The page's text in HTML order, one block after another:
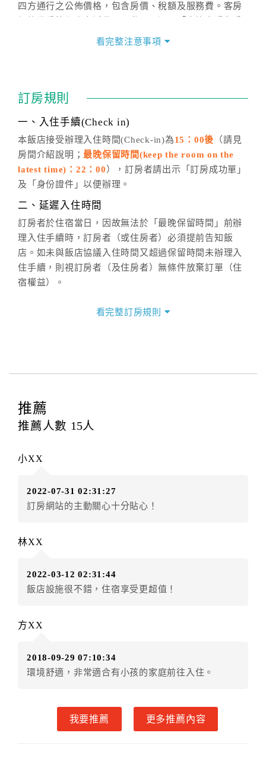
四方通行之公佈價格，包含房價、稅額及服務費。客房
價」之當日價格為標準。
話方式異動訂單。
※非客服時間之申辦異動，皆為次日計算及辦理。
五、客服時間
週一至週日，上午9:00～晚上6:00
六、聯絡方式
(07)9682715 。
看完整注意事項
訂房規則
一、入住手續(Check in)
本飯店接受辦理入住時間(Check-in)為15：00後 （請見
房間介紹說明；最晚保留時間(keep the room on the
latest time)：22：00 ），訂房者請出示「訂房成功單」
及「身份證件」以便辦理。
二、延遲入住時間
訂房者於住宿當日，因故無法於「最晚保留時間」前辦
理入住手續時，訂房者（或住房者）必須提前告知飯
店。如未與飯店協議入住時間又超過保留時間未辦理入
住手續，則視訂房者（及住房者）無條件放棄訂單（住
宿權益）。
四、訂單異動
提出申辦不得異動訂單。
每筆訂單異動限定
辦理取消退款。
房者應補足差額。（限原訂飯店）
房者不得要求退其差額。（限原訂飯店）
額3個月
．訂房者使用「保留住宿金額」時，請注意！為避免飯
店客滿，敬請及早計畫，如逾時未提出申辦，視同無條
．每筆訂單異動限定乙次，限原訂飯店，異動完成後不
訂房者應補足差額。 限原訂飯店
六、取消訂單
訂房者因故取消訂單辦理退款，依下列標準申辦：
看完整訂房規則
推薦
推薦人數 15人
小XX
2022-07-31 02:31:27
訂房網站的主動關心十分貼心！
林XX
2022-03-12 02:31:44
飯店設施很不錯，住宿享受更超值！
方XX
2018-09-29 07:10:34
環境舒適，非常適合有小孩的家庭前往入住。
我要推薦 更多推薦內容